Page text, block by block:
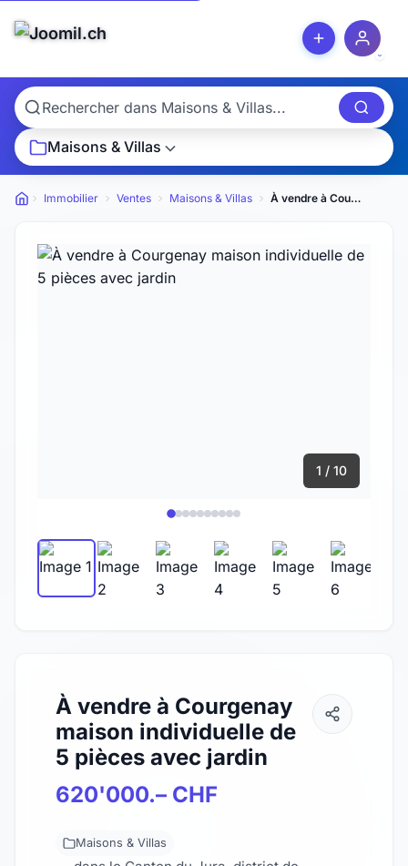
Maisons & Villas
Petites annonces
Immobilier Ventes Maisons & Villas À vendre à Courgenay maison individuelle de 5 pièces avec jardin
1 / 10
À vendre à Courgenay
maison individuelle de
5 pièces avec jardin
620'000.– CHF
Maisons & Villas